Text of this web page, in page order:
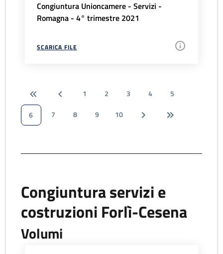
Congiuntura Unioncamere - Servizi -
Romagna - 4° trimestre 2021
SCARICA FILE
1 2 3 4
5
6
7 8 9 10
Congiuntura servizi e
costruzioni Forlì-Cesena
Volumi